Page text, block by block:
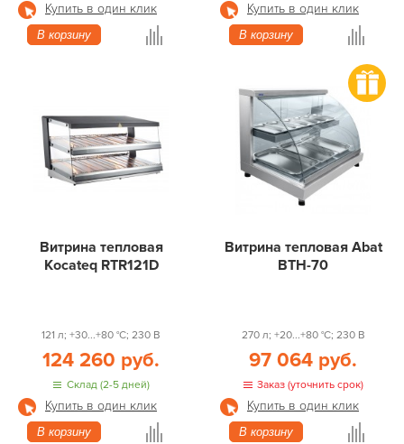
Купить в один клик
В корзину
Купить в один клик
В корзину
Витрина тепловая
Kocateq RTR121D
121 л; +30...+80 °С; 230 В
124 260 руб.
Склад (2-5 дней)
Купить в один клик
В корзину
Витрина тепловая Abat
ВТН-70
270 л; +20...+80 °С; 230 В
97 064 руб.
Заказ (уточнить срок)
Купить в один клик
В корзину